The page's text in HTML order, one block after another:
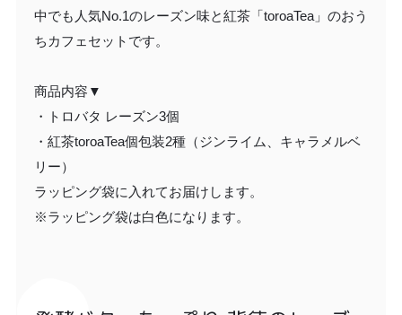
中でも人気No.1のレーズン味と紅茶「toroaTea」のおう
ちカフェセットです。
商品内容▼
・トロバタ レーズン3個
・紅茶toroaTea個包装2種（ジンライム、キャラメルベ
リー）
ラッピング袋に入れてお届けします。
※ラッピング袋は白色になります。